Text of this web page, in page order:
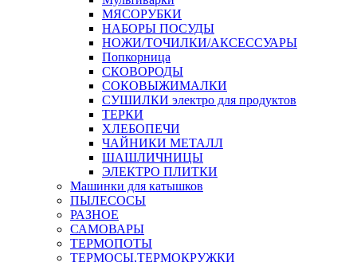
МЯСОРУБКИ
НАБОРЫ ПОСУДЫ
НОЖИ/ТОЧИЛКИ/АКСЕССУАРЫ
Попкорница
СКОВОРОДЫ
СОКОВЫЖИМАЛКИ
СУШИЛКИ электро для продуктов
ТЕРКИ
ХЛЕБОПЕЧИ
ЧАЙНИКИ МЕТАЛЛ
ШАШЛИЧНИЦЫ
ЭЛЕКТРО ПЛИТКИ
Машинки для катышков
ПЫЛЕСОСЫ
РАЗНОЕ
САМОВАРЫ
ТЕРМОПОТЫ
ТЕРМОСЫ,ТЕРМОКРУЖКИ